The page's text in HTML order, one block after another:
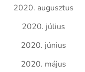
2020. augusztus
2020. július
2020. június
2020. május